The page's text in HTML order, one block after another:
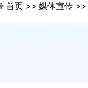
首页 >> 媒体宣传 >>